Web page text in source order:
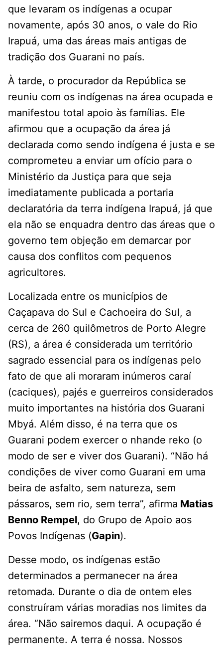
que levaram os indígenas a ocupar
novamente, após 30 anos, o vale do Rio
Irapuá, uma das áreas mais antigas de
tradição dos Guarani no país.
À tarde, o procurador da República se
reuniu com os indígenas na área ocupada e
manifestou total apoio às famílias. Ele
afirmou que a ocupação da área já
declarada como sendo indígena é justa e se
comprometeu a enviar um ofício para o
Ministério da Justiça para que seja
imediatamente publicada a portaria
declaratória da terra indígena Irapuá, já que
ela não se enquadra dentro das áreas que o
governo tem objeção em demarcar por
causa dos conflitos com pequenos
agricultores.
Localizada entre os municípios de
Caçapava do Sul e Cachoeira do Sul, a
cerca de 260 quilômetros de Porto Alegre
(RS), a área é considerada um território
sagrado essencial para os indígenas pelo
fato de que ali moraram inúmeros caraí
(caciques), pajés e guerreiros considerados
muito importantes na história dos Guarani
Mbyá. Além disso, é na terra que os
Guarani podem exercer o nhande reko (o
modo de ser e viver dos Guarani). “Não há
condições de viver como Guarani em uma
beira de asfalto, sem natureza, sem
pássaros, sem rio, sem terra”, afirma Matias
Benno Rempel, do Grupo de Apoio aos
Povos Indígenas (Gapin).
Desse modo, os indígenas estão
determinados a permanecer na área
retomada. Durante o dia de ontem eles
construíram várias moradias nos limites da
área. “Não sairemos daqui. A ocupação é
permanente. A terra é nossa. Nossos